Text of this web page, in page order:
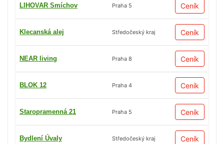
LIHOVAR Smíchov Praha 5 Ceník
Klecanská alej Středočeský kraj Ceník
NEAR living Praha 8 Ceník
BLOK 12 Praha 4 Ceník
Staropramenná 21 Praha 5 Ceník
Bydlení Úvaly Středočeský kraj Ceník